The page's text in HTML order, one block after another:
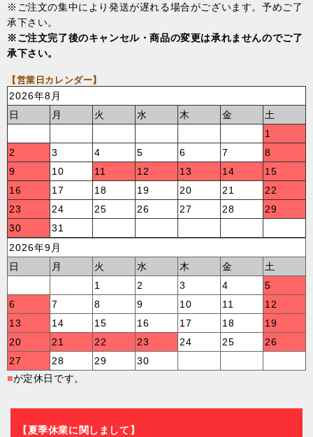
※ご注文の集中により発送が遅れる場合がございます。予めご了
承下さい。
※ご注文完了後のキャンセル・商品の変更は承れませんのでご了
承下さい。
【営業日カレンダー】
2026年8月
日
月 火 水 木 金
土
1
2
3 4 5 6 7
8
9
10 11 12 13 14
15
16
17 18 19 20 21
22
23
24 25 26 27 28
29
30
31
2026年9月
日
月 火 水 木 金
土
1
2 3 4
5
6
7 8 9 10 11
12
13
14 15 16 17 18
19
20
21 22 23 24 25
26
27
28 29
30
■が定休日です。
【夏季休業に関しまして】